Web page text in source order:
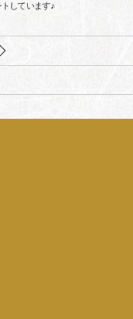
しています♪